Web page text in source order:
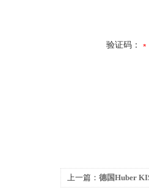
验证码：
上一篇： 德国Huber